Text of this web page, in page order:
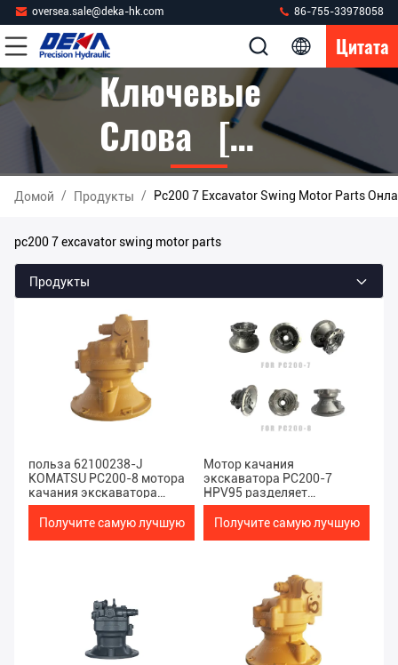
oversea.sale@deka-hk.com 86-755-33978058
Цитата
Ключевые
Слова [
Pc200 7
Excavator
Swing Motor
Parts ]
Спичка 9
Продукты
Домой / Продукты / Pc200 7 Excavator Swing Motor Parts
pc200 7 excavator swing motor parts
Продукты
польза 62100238-J
KOMATSU PC200-8 мотора
качания экскаватора
28Mpa MB85
Получите самую лучшую
Мотор качания
экскаватора PC200-7
HPV95 разделяет
гидравлическую пользу
Indusry
Получите самую лучшую